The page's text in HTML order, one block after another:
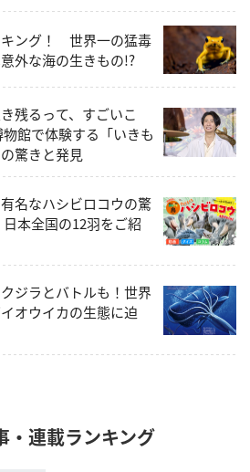
ング！ 世界一の猛毒
外な海の生きもの!?
残るって、すごいこ
館で体験する「いきも
驚きと発見
名なハシビロコウの驚
本全国の12羽をご紹
クジラとバトルも！世界
オウイカの生態に迫
・連載ランキング